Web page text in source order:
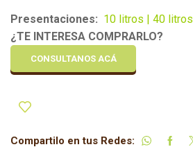
Presentaciones: 10 litros | 40 litros
¿TE INTERESA COMPRARLO?
CONSULTANOS ACÁ
Compartilo en tus Redes: